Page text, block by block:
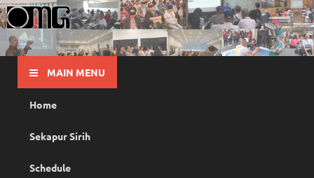
OMG
Pusat Pelatihan Olah Napas Modern
MAIN MENU
Home
Sekapur Sirih
Schedule